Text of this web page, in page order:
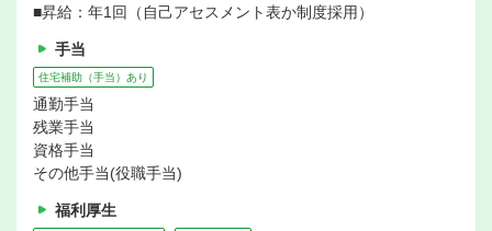
■昇給：年1回（自己アセスメント表か制度採用）
手当
住宅補助（手当）あり
通勤手当
残業手当
資格手当
その他手当(役職手当)
福利厚生